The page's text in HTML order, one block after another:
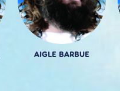
AIGLE BARBUE